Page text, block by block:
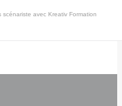
scénariste avec Kreativ Formation